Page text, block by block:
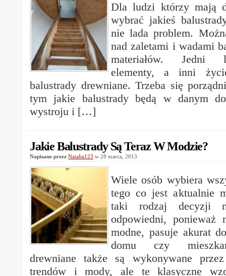
Dla ludzi którzy mają
wybrać jakieś
nie lada problem.
nad zaletami i wadami
materiałów. Jedni
elementy, a inni
balustrady drewniane. Trzeba się
tym jakie balustrady będą w danym
wystroju i […]
Jakie Balustrady Są Teraz W Modzie?
Napisane przez Natalia123 w 28 marca, 2013
Wiele osób wybiera
tego co jest aktualnie
taki rodzaj decyzji
odpowiedni, ponieważ
modne, pasuje akurat
domu czy
drewniane także są wykonywane
trendów i mody, ale te klasyczne